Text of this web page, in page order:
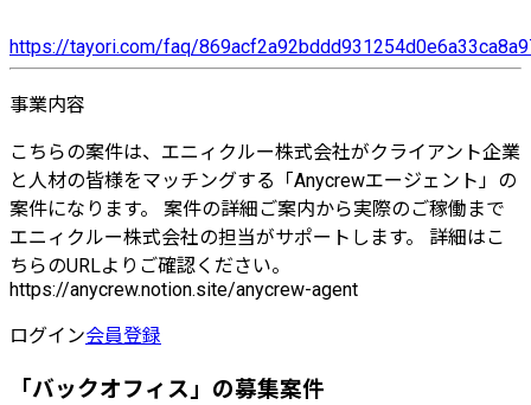
https://tayori.com/faq/
事業内容
こちらの案件は、エニィクルー株式会社がクライアント企業
と人材の皆様をマッチングする「Anycrewエージェント」の
案件になります。 案件の詳細ご案内から実際のご稼働まで
エニィクルー株式会社の担当がサポートします。 詳細はこ
ちらのURLよりご確認ください。
https://anycrew.notion.site/anycrew-agent
ログイン会員登録
「バックオフィス」の募集案件